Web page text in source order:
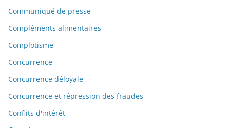
Communiqué de presse
Compléments alimentaires
Complotisme
Concurrence
Concurrence déloyale
Concurrence et répression des fraudes
Conflits d'intérêt